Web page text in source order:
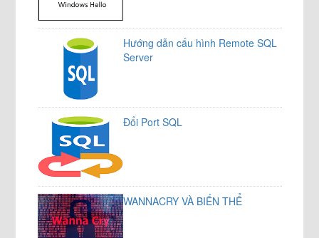
Hướng dẫn cấu hình Remote SQL
Server
Đổi Port SQL
WANNACRY VÀ BIẾN THỂ